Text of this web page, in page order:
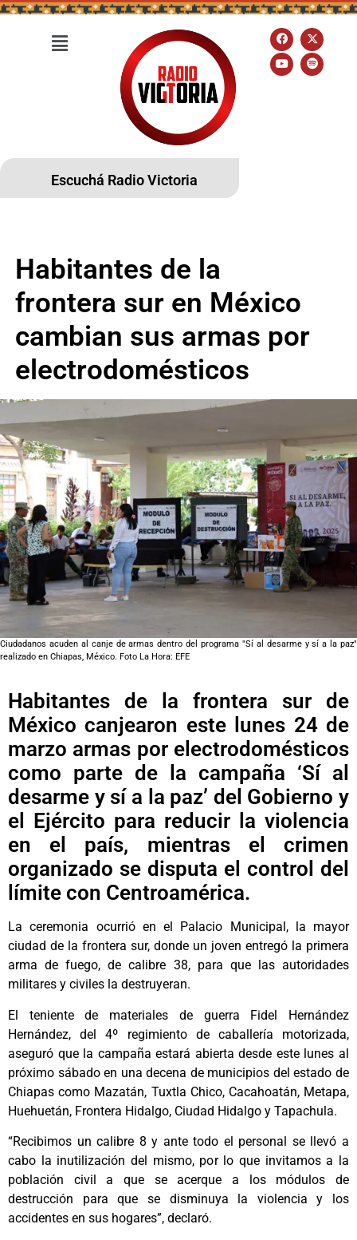
Escuchá Radio Victoria
Habitantes de la
frontera sur en México
cambian sus armas por
electrodomésticos
Ciudadanos acuden al canje de armas dentro del programa "Sí al desarme y sí a la paz"
realizado en Chiapas, México. Foto La Hora: EFE
Habitantes de la frontera sur de
México canjearon este lunes 24 de
marzo armas por electrodomésticos
como parte de la campaña ‘Sí al
desarme y sí a la paz’ del Gobierno y
el Ejército para reducir la violencia
en el país, mientras el crimen
organizado se disputa el control del
límite con Centroamérica.
La ceremonia ocurrió en el Palacio Municipal, la mayor
ciudad de la frontera sur, donde un joven entregó la primera
arma de fuego, de calibre 38, para que las autoridades
militares y civiles la destruyeran.
El teniente de materiales de guerra Fidel Hernández
Hernández, del 4º regimiento de caballería motorizada,
aseguró que la campaña estará abierta desde este lunes al
próximo sábado en una decena de municipios del estado de
Chiapas como Mazatán, Tuxtla Chico, Cacahoatán, Metapa,
Huehuetán, Frontera Hidalgo, Ciudad Hidalgo y Tapachula.
“Recibimos un calibre 8 y ante todo el personal se llevó a
cabo la inutilización del mismo, por lo que invitamos a la
población civil a que se acerque a los módulos de
destrucción para que se disminuya la violencia y los
accidentes en sus hogares”, declaró.